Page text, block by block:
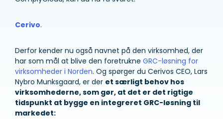
Cerivo.
Derfor kender nu også navnet på den virksomhed, der
har som mål at blive den foretrukne GRC-løsning for
virksomheder i Norden. Og spørger du Cerivos CEO, Lars
Nybro Munksgaard, er der et særligt behov hos
virksomhederne, som gør, at det er det rigtige
tidspunkt at bygge en integreret GRC-løsning til
markedet: